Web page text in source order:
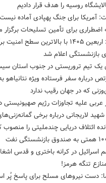
روسیه را هدف قرار دادیم
آمریکا برای جنگ پهپادی آماده نیست
اضطراری برای تأمین تسلیحات برگزار
امنیت برگزار شد
بازنشستگی اعلام شد
تیم تروریستی در جنوب استان
درباره سفر فرستاده ویژه نتانیاهو
که در جهان رقیب ندارد
شهید لاریجانی درباره برخی
ائتلاف دریایی چندملیتی را منصوب
اسرائیل در کرانه باختری و قدس
تنگه هرمز!
دست نیروهای مسلح برای پاسخ پُر